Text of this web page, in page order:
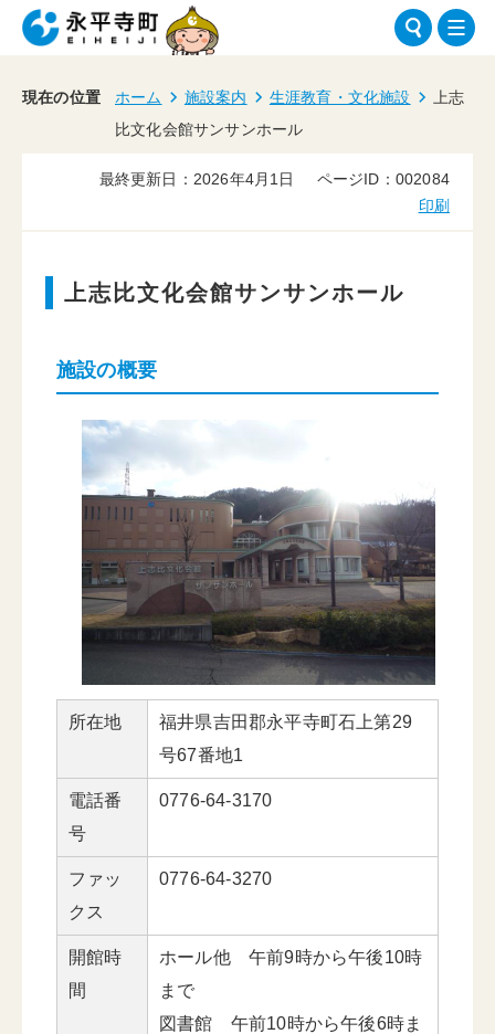
現在の位置 ホーム 施設案内 生涯教育・文化施設
上志
比文化会館サンサンホール
最終更新日：2026年4月1日
ページID：002084
印刷
上志比文化会館サンサンホール
施設の概要
所在地
福井県吉田郡永平寺町石上第29
号67番地1
電話番
号
0776-64-3170
ファッ
クス
0776-64-3270
開館時
間
ホール他 午前9時から午後10時
まで
図書館 午前10時から午後6時ま